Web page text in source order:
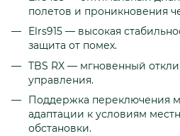
полетов и проникновения
Elrs915 — высокая
защита от помех.
TBS RX — мгновенный
управления.
Поддержка переключения
адаптации к условиям
обстановки.